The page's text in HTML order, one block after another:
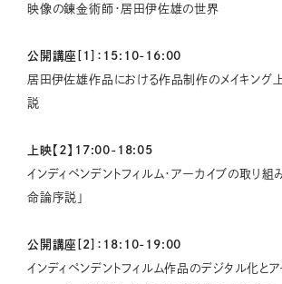
映像の錬金術師・居田伊佐雄の世界
公開講座[1]：15:10-16:00
居田伊佐雄作品における作品制作のメイキング
説
上映【２】17:00-18:05
インディペンデントフィルム・アーカイブの取り組
命論序説」
公開講座[2]：18:10-19:00
インディペンデントフィルム作品のデジタル化と